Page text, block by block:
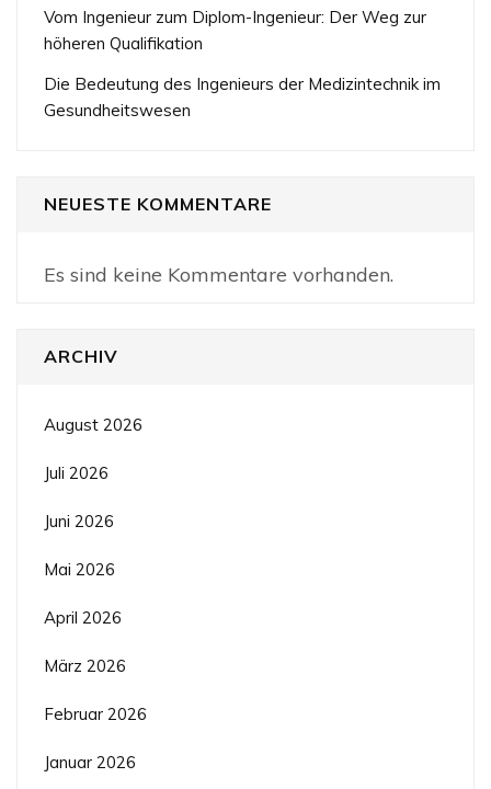
Vom Ingenieur zum Diplom-Ingenieur: Der Weg zur
höheren Qualifikation
Die Bedeutung des Ingenieurs der Medizintechnik im
Gesundheitswesen
NEUESTE KOMMENTARE
Es sind keine Kommentare vorhanden.
ARCHIV
August 2026
Juli 2026
Juni 2026
Mai 2026
April 2026
März 2026
Februar 2026
Januar 2026